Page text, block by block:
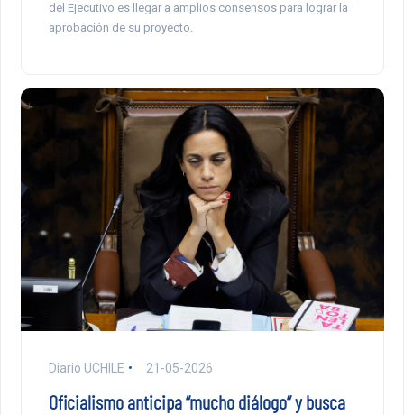
del Ejecutivo es llegar a amplios consensos para lograr la
aprobación de su proyecto.
Diario UCHILE 21-05-2026
Oficialismo anticipa “mucho diálogo” y busca